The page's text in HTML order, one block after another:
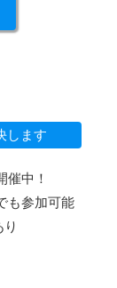
します
催中！
も参加可能